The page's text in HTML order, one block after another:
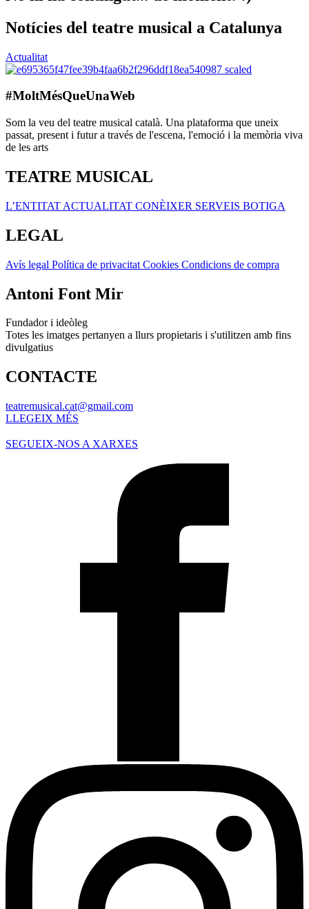
Notícies del teatre musical a Catalunya
Actualitat
#MoltMésQueUnaWeb
Som la veu del teatre musical català. Una plataforma que uneix
passat, present i futur a través de l'escena, l'emoció i la memòria viva
de les arts
TEATRE MUSICAL
L’ENTITAT ACTUALITAT CONÈIXER SERVEIS BOTIGA
LEGAL
Avís legal Política de privacitat Cookies Condicions de compra
Antoni Font Mir
Fundador i ideòleg
Totes les imatges pertanyen a llurs propietaris i s'utilitzen amb fins
divulgatius
CONTACTE
teatremusical.cat@gmail.com
LLEGEIX MÉS
SEGUEIX-NOS A XARXES